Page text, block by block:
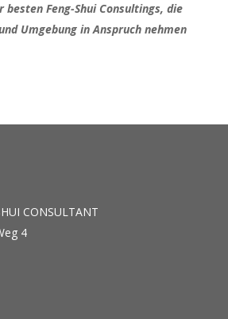
besten Feng-Shui Consultings, die
Umgebung in Anspruch nehmen
CONSULTANT
4